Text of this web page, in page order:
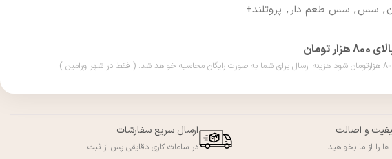
, سس, سس طعم دار , پروتلند+
و اصالت
را از ما بخواهید
ارسال سریع سفارشات
در ساعات کاری دقایقی پس از ثبت